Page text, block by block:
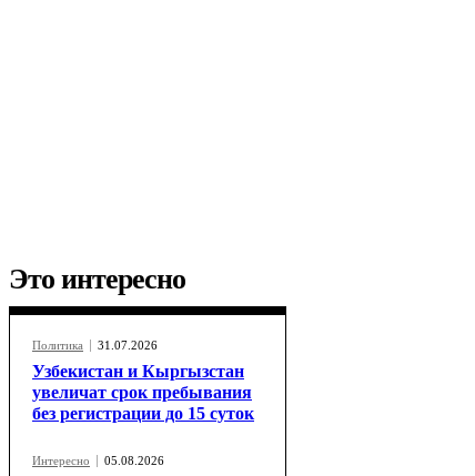
Это интересно
Политика 31.07.2026
Узбекистан и Кыргызстан
увеличат срок пребывания
без регистрации до 15 суток
Интересно 05.08.2026